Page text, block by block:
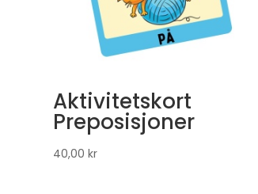
Aktivitetskort
Preposisjoner
40,00kr